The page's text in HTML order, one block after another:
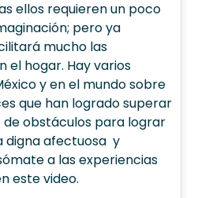
ellos requieren un poco
pero ya
mucho las
el hogar. Hay varios
y en el mundo sobre
que han logrado superar
de obstáculos para lograr
digna afectuosa y
a las experiencias
este video.